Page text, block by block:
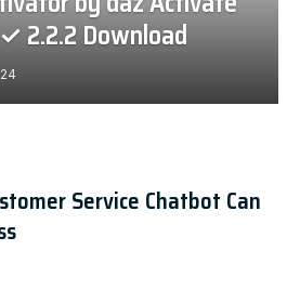
2.2.2 Download
Service Chatbot Can